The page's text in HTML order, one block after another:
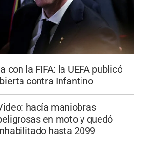
con la FIFA: la UEFA publicó
contra Infantino
hacía maniobras
en moto y quedó
hasta 2099